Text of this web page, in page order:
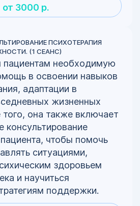
от 3000 р.
ПСИХОТЕРАПИЯ
(1 СЕАНС)
пациентам необходимую
в освоении навыков
адаптации в
жизненных
она также включает
консультирование
чтобы помочь
ситуациями,
здоровьем
и научиться
поддержки.